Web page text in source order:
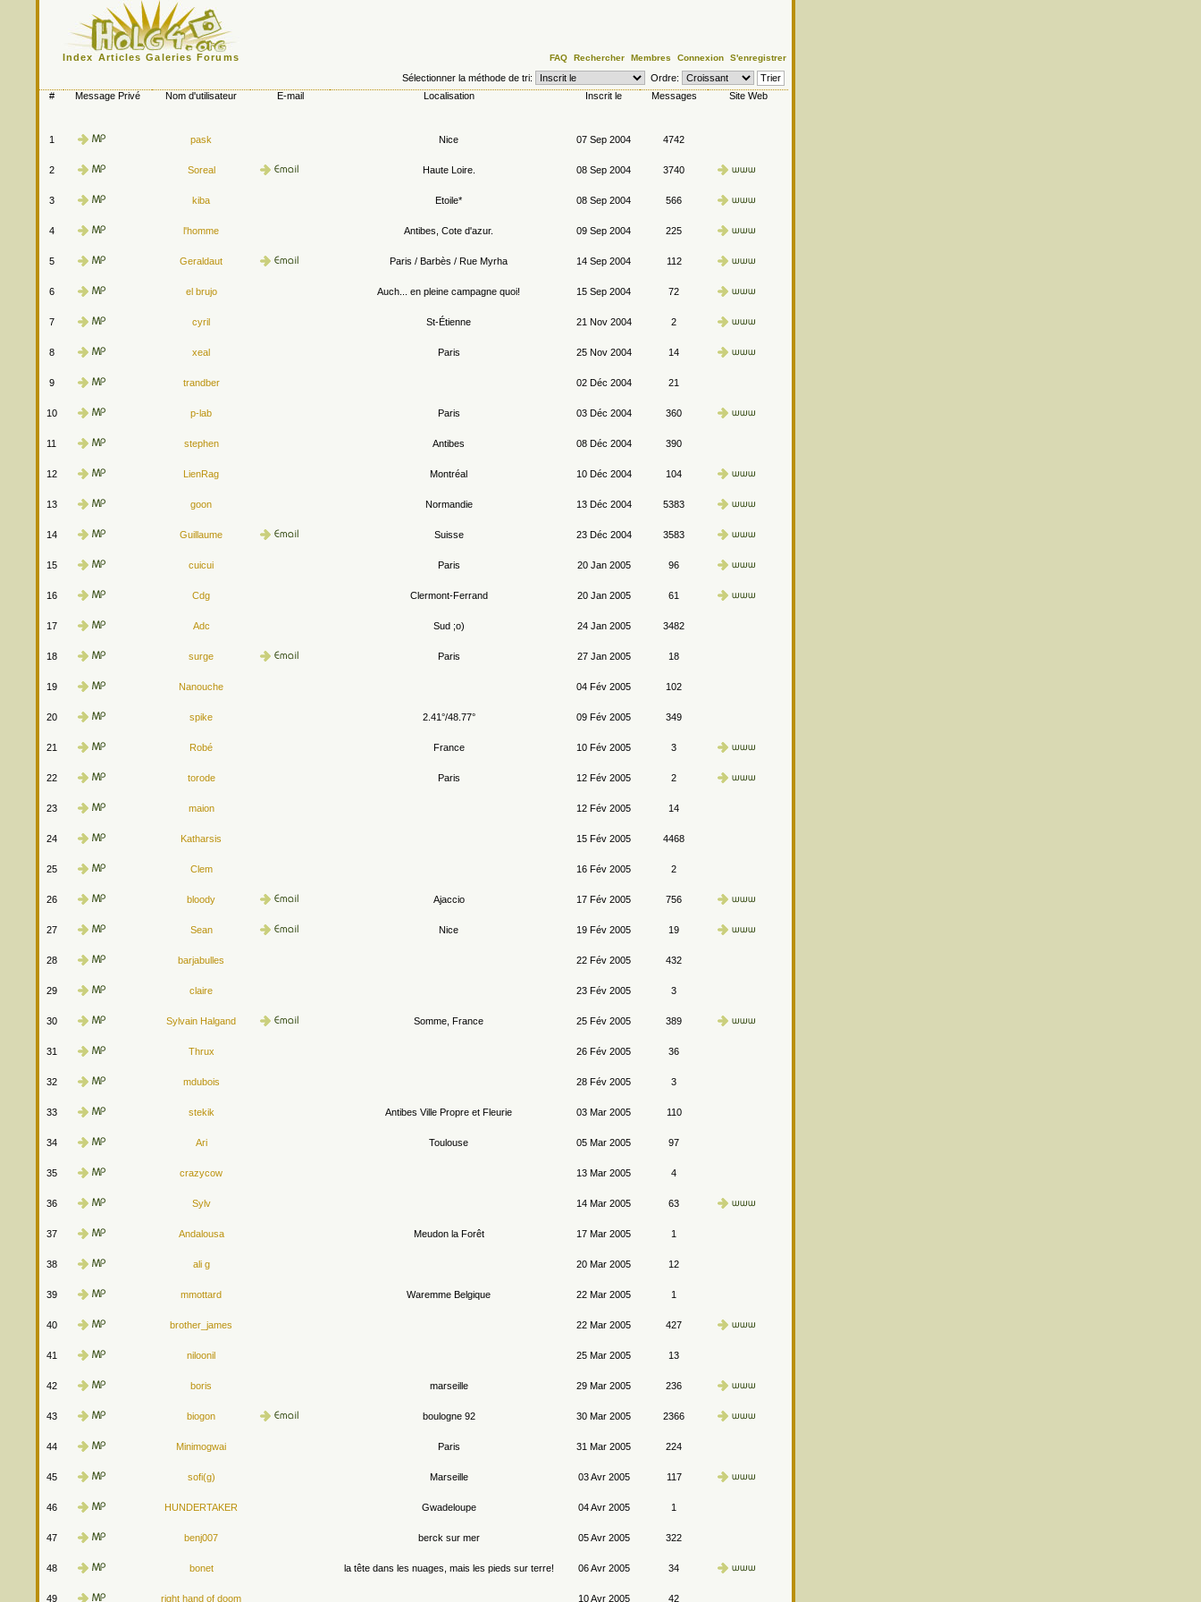
Index Articles Galeries Forums FAQ Rechercher Membres Connexion S'enregistrer
Sélectionner la méthode de tri:
Ordre:
#
Message Privé Nom d'utilisateur E-mail Localisation Inscrit le Messages Site Web
1 pask Nice 07 Sep 2004 4742
2 Soreal Haute Loire. 08 Sep 2004 3740
3 kiba Etoile* 08 Sep 2004 566
4 l'homme Antibes, Cote d'azur. 09 Sep 2004 225
5 Geraldaut Paris / Barbès / Rue Myrha 14 Sep 2004 112
6 el brujo Auch... en pleine campagne quoi! 15 Sep 2004 72
7 cyril St-Étienne 21 Nov 2004 2
8 xeal Paris 25 Nov 2004 14
9 trandber 02 Déc 2004 21
10 p-lab Paris 03 Déc 2004 360
11 stephen Antibes 08 Déc 2004 390
12 LienRag Montréal 10 Déc 2004 104
13 goon Normandie 13 Déc 2004 5383
14 Guillaume Suisse 23 Déc 2004 3583
15 cuicui Paris 20 Jan 2005 96
16 Cdg Clermont-Ferrand 20 Jan 2005 61
17 Adc Sud ;o) 24 Jan 2005 3482
18 surge Paris 27 Jan 2005 18
19 Nanouche 04 Fév 2005 102
20 spike 2.41°/48.77° 09 Fév 2005 349
21 Robé France 10 Fév 2005 3
22 torode Paris 12 Fév 2005 2
23 maion 12 Fév 2005 14
24 Katharsis 15 Fév 2005 4468
25 Clem 16 Fév 2005 2
26 bloody Ajaccio 17 Fév 2005 756
27 Sean Nice 19 Fév 2005 19
28 barjabulles 22 Fév 2005 432
29 claire 23 Fév 2005 3
30 Sylvain Halgand Somme, France 25 Fév 2005 389
31 Thrux 26 Fév 2005 36
32 mdubois 28 Fév 2005 3
33 stekik Antibes Ville Propre et Fleurie 03 Mar 2005 110
34 Ari Toulouse 05 Mar 2005 97
35 crazycow 13 Mar 2005 4
36 Sylv 14 Mar 2005 63
37 Andalousa Meudon la Forêt 17 Mar 2005 1
38 ali g 20 Mar 2005 12
39 mmottard Waremme Belgique 22 Mar 2005 1
40 brother_james 22 Mar 2005 427
41 niloonil 25 Mar 2005 13
42 boris marseille 29 Mar 2005 236
43 biogon boulogne 92 30 Mar 2005 2366
44 Minimogwai Paris 31 Mar 2005 224
45 sofi(g) Marseille 03 Avr 2005 117
46 HUNDERTAKER Gwadeloupe 04 Avr 2005 1
47 benj007 berck sur mer 05 Avr 2005 322
48 bonet la tête dans les nuages, mais les pieds sur terre! 06 Avr 2005 34
49 right hand of doom 10 Avr 2005 42